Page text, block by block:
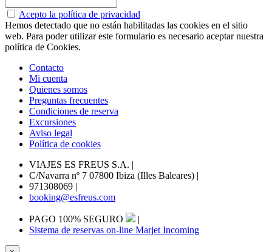
Acepto la política de privacidad
Hemos detectado que no están habilitadas las cookies en el sitio
web. Para poder utilizar este formulario es necesario aceptar nuestra
política de Cookies.
Contacto
Mi cuenta
Quienes somos
Preguntas frecuentes
Condiciones de reserva
Excursiones
Aviso legal
Política de cookies
VIAJES ES FREUS S.A.
C/Navarra nº 7 07800 Ibiza (Illes Baleares)
971308069
booking@esfreus.com
PAGO 100% SEGURO
Sistema de reservas on-line Marjet Incoming